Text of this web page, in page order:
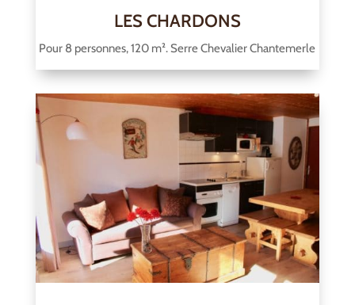
LES CHARDONS
Pour 8 personnes, 120 m². Serre Chevalier Chantemerle